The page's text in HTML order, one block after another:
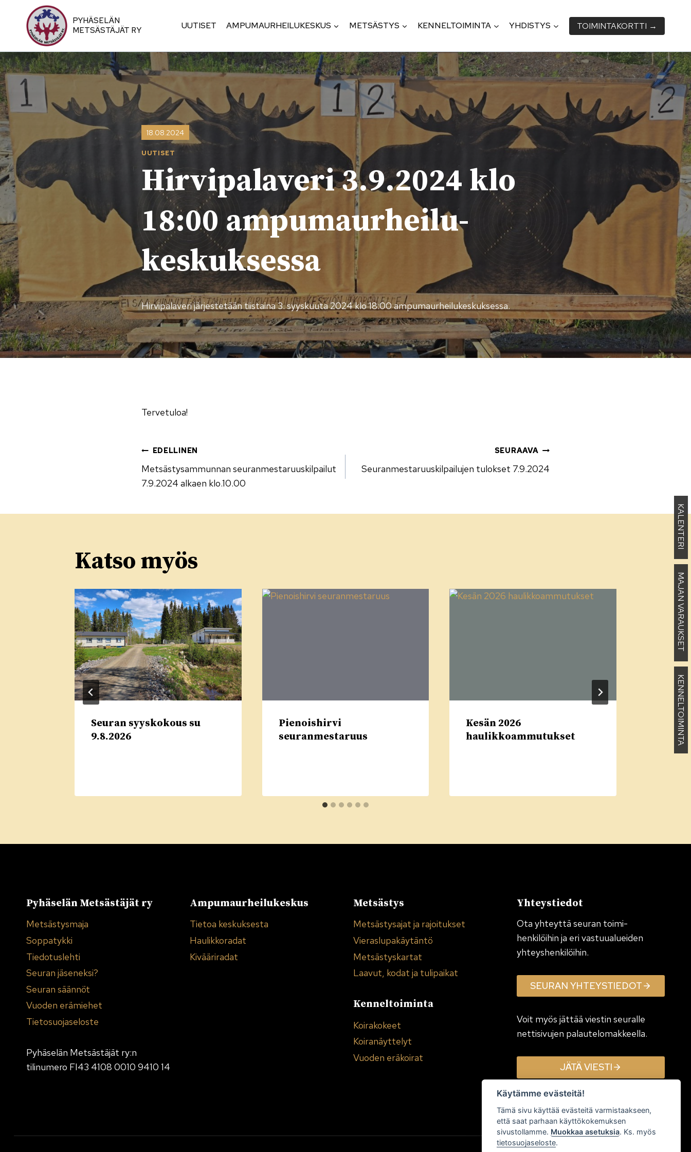
KALENTERI
MAJAN VARAUKSET
KENNELTOIMINTA
sisältöön
PYHÄSELÄN
METSÄSTÄJÄT RY
UUTISET AMPUMAURHEILUKESKUS METSÄSTYS KENNELTOIMINTA YHDISTYS TOIMINTA­KORTTI →
UUTISET
Hirvipalaveri 3.9.2024 klo
18:00 ampuma­urheilu­
keskuksessa
18.08.2024
Hirvipalaveri järjestetään tiistaina 3. syyskuuta 2024 klo 18:00 ampumaurheilukeskuksessa.
Tervetuloa!
Artikkelien
selaus
EDELLINEN
Metsästys­ammunnan seuran­mestaruus­kilpailut
7.9.2024 alkaen klo.10.00
SEURAAVA
Seuran­mestaruus­kilpailujen tulokset 7.9.2024
Katso myös
Seuran syyskokous su
9.8.2026
Pienoishirvi
seuranmestaruus
Kesän 2026
haulikkoammutukset
Pyhäselän Metsästäjät ry
Metsästysmaja
Soppatykki
Tiedotuslehti
Seuran jäseneksi?
Seuran säännöt
Vuoden erämiehet
Tietosuojaseloste
Pyhäselän Metsästäjät ry:n
tilinumero FI43 4108 0010 9410 14
Ampumaurheilukeskus
Tietoa keskuksesta
Haulikkoradat
Kivääriradat
Metsästys
Metsästysajat ja rajoitukset
Vieraslupakäytäntö
Metsästyskartat
Laavut, kodat ja tulipaikat
Kenneltoiminta
Koirakokeet
Koiranäyttelyt
Vuoden eräkoirat
Yhteystiedot
Ota yhteyttä seuran toimi­
henkilöihin ja eri vastuualueiden
yhteyshenkilöihin.
SEURAN YHTEYSTIEDOT
Voit myös jättää viestin seuralle
nettisivujen palautelomakkeella.
JÄTÄ VIESTI
Käytämme evästeitä!
Tämä sivu käyttää evästeitä varmistaakseen,
että saat parhaan käyttökokemuksen
sivustollamme. Muokkaa asetuksia. Ks. myös
tietosuojaseloste.